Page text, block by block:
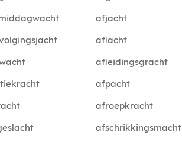
afjacht
aflacht
afleidingsgracht
afpacht
afroepkracht
afschrikkingsmacht